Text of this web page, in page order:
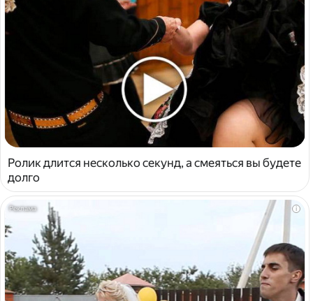
Ролик длится несколько секунд, а смеяться вы будете
долго
i